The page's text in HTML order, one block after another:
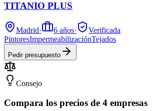
TITANIO PLUS
Madrid· 6 años·
Verificada
PintoresImpermeabilizaciónTejados
Pedir presupuesto
Consejo
Compara los precios de 4 empresas